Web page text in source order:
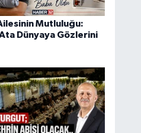
Mutluluğu:
Ata Dünyaya Gözlerini